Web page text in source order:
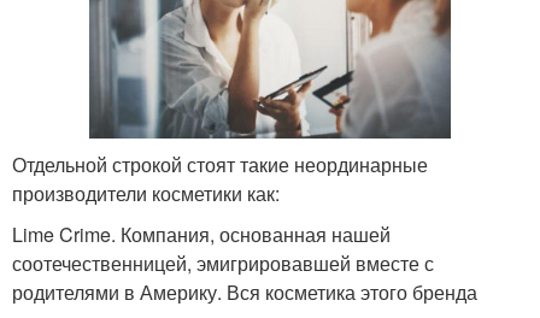
Отдельной строкой стоят такие неординарные
производители косметики как:
Lime Crime. Компания, основанная нашей
соотечественницей, эмигрировавшей вместе с
родителями в Америку. Вся косметика этого бренда